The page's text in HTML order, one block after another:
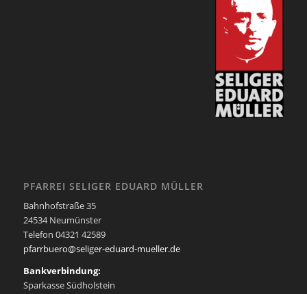
PFARREI SELIGER EDUARD MÜLLER
Bahnhofstraße 35
24534 Neumünster
Telefon 04321 42589
pfarrbuero@seliger-eduard-mueller.de
Bankverbindung:
Sparkasse Südholstein